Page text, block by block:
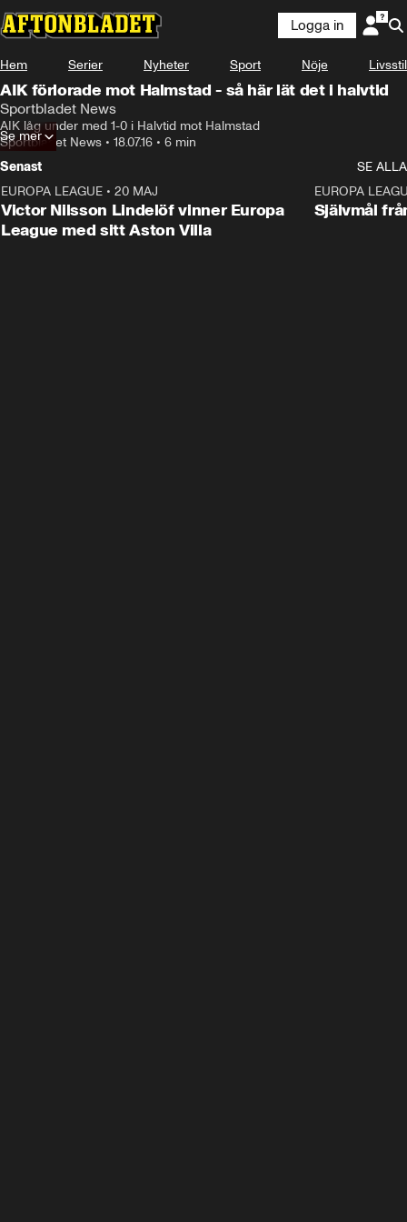
Logga in
Hem Serier Nyheter Sport Nöje Livsstil
AIK förlorade mot Halmstad - så här lät det i halvtid
Sportbladet News
AIK låg under med 1-0 i Halvtid mot Halmstad
Sportbladet News • 18.07.16 • 6 min
Se mer
Senast
SE ALLA
EUROPA LEAGUE • 20 MAJ
Victor Nilsson Lindelöf vinner Europa
League med sitt Aston Villa
EUROPA
Självmål